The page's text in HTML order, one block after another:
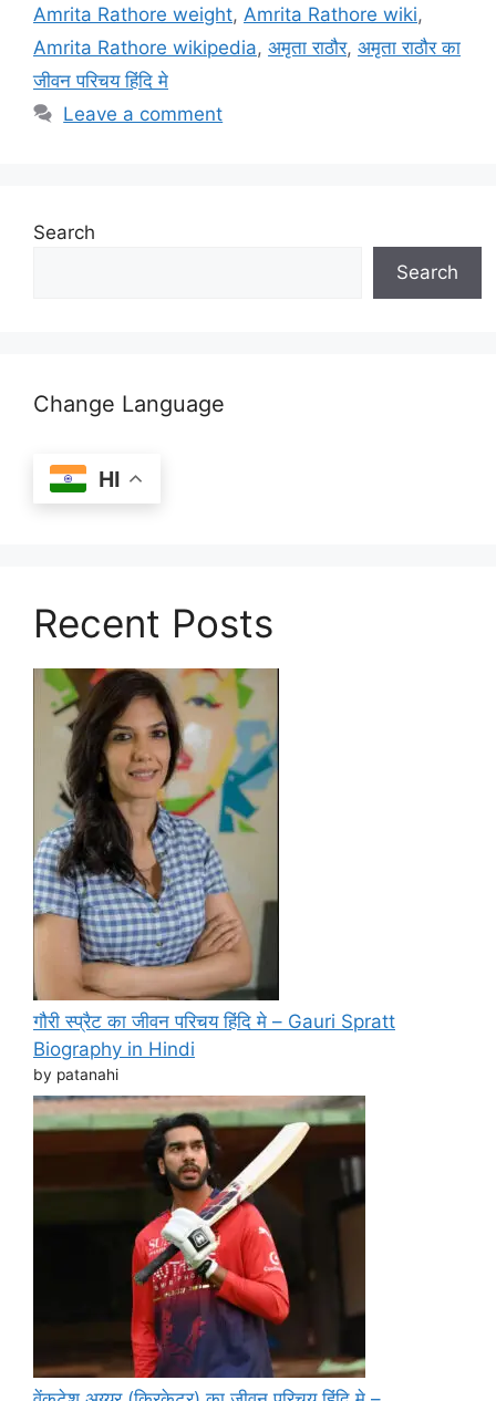
Amrita Rathore weight, Amrita Rathore wiki,
Amrita Rathore wikipedia, अमृता राठौर, अमृता राठौर का
जीवन परिचय हिंदि मे
Leave a comment
Search
Search
Change Language
HI
Recent Posts
गौरी स्प्रैट का जीवन परिचय हिंदि मे – Gauri Spratt
Biography in Hindi
by patanahi